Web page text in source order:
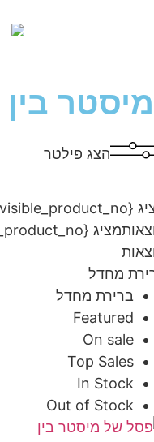
בין
הצג פילטר
מחדל
ברירת מחדל
Featured
On sale
Top Sales
In Stock
Out of Stock